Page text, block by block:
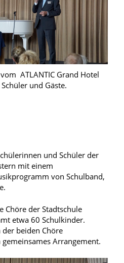
ATLANTIC Grand Hotel
und Gäste.
und Schüler der
mit einem
von Schulband,
Chöre der Stadtschule
etwa 60 Schulkinder.
der beiden Chöre
Arrangement.